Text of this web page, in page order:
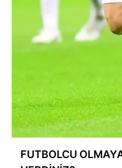
FUTBOLCU